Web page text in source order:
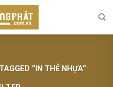
“IN THẺ NHỰA”